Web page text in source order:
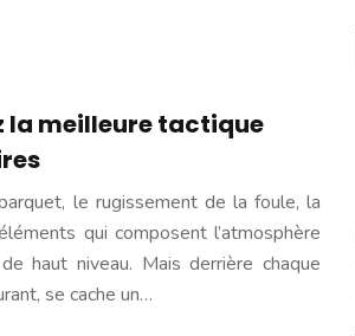
la meilleure tactique
le rugissement de la foule, la
qui composent l’atmosphère
haut niveau. Mais derrière chaque
se cache un…